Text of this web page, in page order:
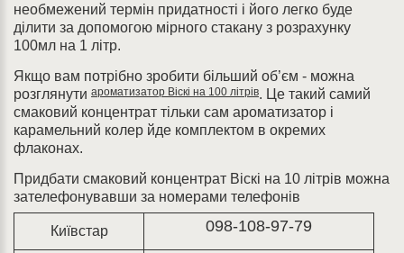
необмежений термін придатності і його легко буде
ділити за допомогою мірного стакану з розрахунку
100мл на 1 літр.
Якщо вам потрібно зробити більший об’єм - можна
розглянути ароматизатор Віскі на 100 літрів. Це такий самий
смаковий концентрат тільки сам ароматизатор і
карамельний колер йде комплектом в окремих
флаконах.
Придбати смаковий концентрат Віскі на 10 літрів можна
зателефонувавши за номерами телефонів
Київстар 098-108-97-79